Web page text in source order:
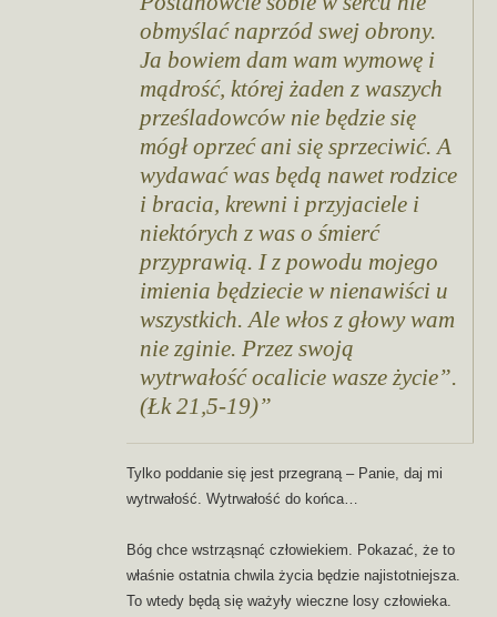
obmyślać naprzód swej obrony.
Ja bowiem dam wam wymowę i
mądrość, której żaden z waszych
prześladowców nie będzie się
mógł oprzeć ani się sprzeciwić. A
wydawać was będą nawet rodzice
i bracia, krewni i przyjaciele i
niektórych z was o śmierć
przyprawią. I z powodu mojego
imienia będziecie w nienawiści u
wszystkich. Ale włos z głowy wam
nie zginie. Przez swoją
wytrwałość ocalicie wasze życie”.
(Łk 21,5-19)
Tylko poddanie się jest przegraną – Panie, daj mi
wytrwałość. Wytrwałość do końca…
Bóg chce wstrząsnąć człowiekiem. Pokazać, że to
właśnie ostatnia chwila życia będzie najistotniejsza.
To wtedy będą się ważyły wieczne losy człowieka.